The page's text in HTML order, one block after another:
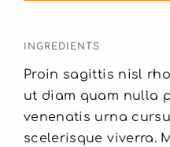
INGREDIENTS
Proin sagittis nisl
ut diam quam nulla
venenatis urna
scelerisque viverra.